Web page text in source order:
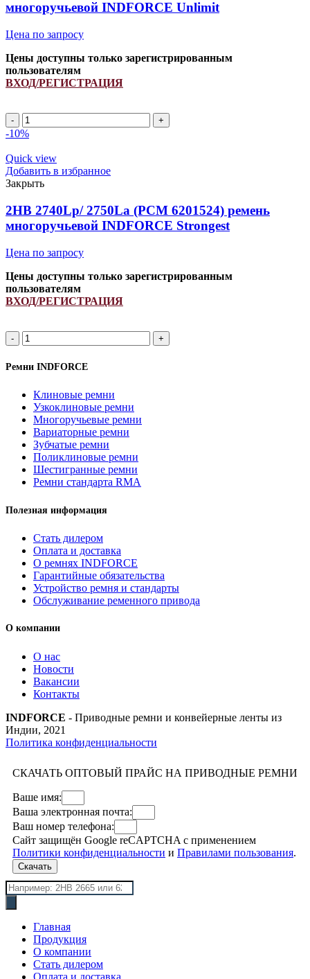
многоручьевой INDFORCE Unlimit
Цена по запросу
Цены доступны только зарегистрированным
пользователям
ВХОД/РЕГИСТРАЦИЯ
Количество
товара
2550Lp/
2562La
(PCM
6201426)
ремень
многоручьевой
INDFORCE
-10%
Quick view
Добавить в избранное
Закрыть
2HB 2740Lp/ 2750La (РСМ 6201524) ремень
многоручьевой INDFORCE Strongest
Цена по запросу
Цены доступны только зарегистрированным
пользователям
ВХОД/РЕГИСТРАЦИЯ
Количество
товара
2HB
2740Lp/
(РСМ
6201524)
ремень
многоручьевой
INDFORCE
Strongest
Ремни INDFORCE
Клиновые ремни
Узкоклиновые ремни
Многоручьевые ремни
Вариаторные ремни
Зубчатые ремни
Поликлиновые ремни
Шестигранные ремни
Ремни стандарта RMA
Полезная информация
Стать дилером
Оплата и доставка
О ремнях INDFORCE
Гарантийные обязательства
Устройство ремня и стандарты
Обслуживание ременного привода
О компании
О нас
Новости
Вакансии
Контакты
INDFORCE - Приводные ремни и конвейерные ленты из
Индии, 2021
Политика конфиденциальности
СКАЧАТЬ ОПТОВЫЙ ПРАЙС НА ПРИВОДНЫЕ РЕМНИ
Ваше имя:
Ваша электронная почта:
Ваш номер телефона:
Сайт защищён Google reCAPTCHA с применением
Политики конфиденциальности и Правилами пользования.
Скачать
Поиск
товаров
Главная
Продукция
О компании
Стать дилером
Оплата и доставка